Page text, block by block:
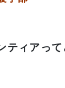
ティアって